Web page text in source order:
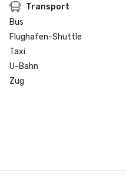
Transport
Bus
Flughafen-Shuttle
Taxi
U-Bahn
Zug